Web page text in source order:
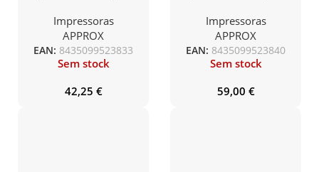
Térmica/ papel largo
58mm/ USB/ Preta
Impressoras
APPROX
EAN: 8435099523833
Sem stock
42,25 €
Térmica/ papel largo
58mm/ USB/ Preta
Impressoras
APPROX
EAN: 8435099523840
Sem stock
59,00 €